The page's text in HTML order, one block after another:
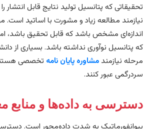
که پتانسیل تولید نتایج قابل انتشار را
مطالعه زیاد و مشورت با اساتید است.
مشخص باشد که قابل تحقیق باشد، اما نه
پتانسیل نوآوری نداشته باشد. بسیاری از
نیازمندمشاوره پایان نامهتخصصی هستند تا
عبور کنند.
به داده‌ها و منابع
به شدت داده‌محور است. دسترسی